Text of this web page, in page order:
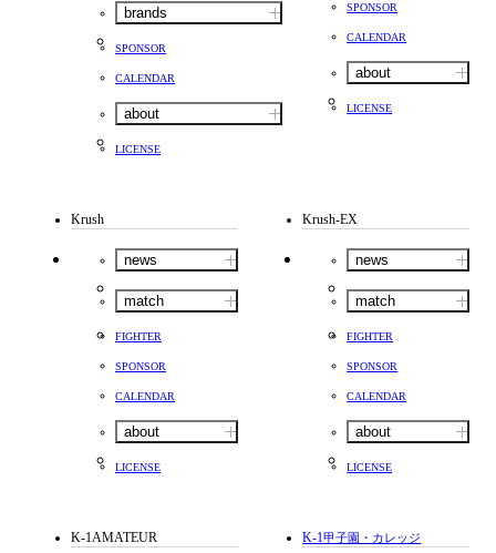
brands
SPONSOR
CALENDAR
about
LICENSE
SPONSOR
CALENDAR
about
LICENSE
Krush
news
match
FIGHTER
SPONSOR
CALENDAR
about
LICENSE
Krush-EX
news
match
FIGHTER
SPONSOR
CALENDAR
about
LICENSE
K-1AMATEUR K-1甲子園・カレッジ